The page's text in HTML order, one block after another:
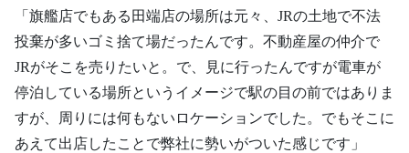
「旗艦店でもある田端店の場所は元々、JRの土地で不法
投棄が多いゴミ捨て場だったんです。不動産屋の仲介で
JRがそこを売りたいと。で、見に行ったんですが電車が
停泊している場所というイメージで駅の目の前ではありま
すが、周りには何もないロケーションでした。でもそこに
あえて出店したことで弊社に勢いがついた感じです」